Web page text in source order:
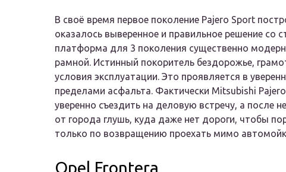
В своё время первое поколение Pajero Sport
оказалось выверенное и правильное решение со
платформа для 3 поколения существенно
рамной. Истинный покоритель бездорожье,
условия эксплуатации. Это проявляется в
пределами асфальта. Фактически Mitsubishi
уверенно съездить на деловую встречу, а после
от города глушь, куда даже нет дороги, чтобы
только по возвращению проехать мимо
Opel Frontera